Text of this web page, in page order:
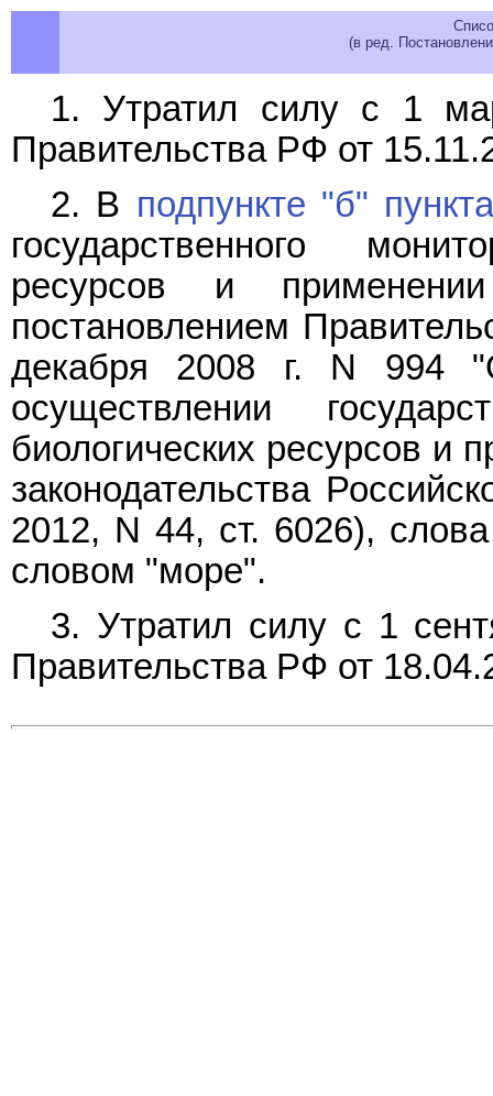
(в ред.
1. Утратил силу с 1
Правительства РФ от
2. В подпункте "б"
государственного
ресурсов и
постановлением
декабря 2008 г. N 994
осуществлении
биологических ресурсов и
законодательства
2012, N 44, ст. 6026),
словом "море".
3. Утратил силу с 1
Правительства РФ от